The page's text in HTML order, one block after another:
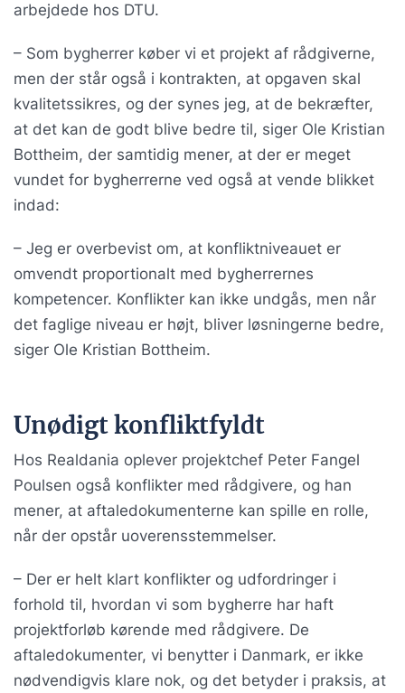
arbejdede hos DTU.
– Som bygherrer køber vi et projekt af rådgiverne,
men der står også i kontrakten, at opgaven skal
kvalitetssikres, og der synes jeg, at de bekræfter,
at det kan de godt blive bedre til, siger Ole Kristian
Bottheim, der samtidig mener, at der er meget
vundet for bygherrerne ved også at vende blikket
indad:
– Jeg er overbevist om, at konfliktniveauet er
omvendt proportionalt med bygherrernes
kompetencer. Konflikter kan ikke undgås, men når
det faglige niveau er højt, bliver løsningerne bedre,
siger Ole Kristian Bottheim.
Unødigt konfliktfyldt
Hos Realdania oplever projektchef Peter Fangel
Poulsen også konflikter med rådgivere, og han
mener, at aftaledokumenterne kan spille en rolle,
når der opstår uoverensstemmelser.
– Der er helt klart konflikter og udfordringer i
forhold til, hvordan vi som bygherre har haft
projektforløb kørende med rådgivere. De
aftaledokumenter, vi benytter i Danmark, er ikke
nødvendigvis klare nok, og det betyder i praksis, at